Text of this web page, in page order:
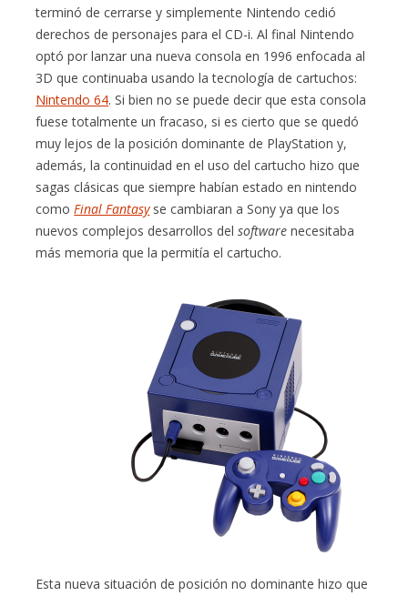
terminó de cerrarse y simplemente Nintendo cedió
derechos de personajes para el CD-i. Al final Nintendo
optó por lanzar una nueva consola en 1996 enfocada al
3D que continuaba usando la tecnología de cartuchos:
Nintendo 64. Si bien no se puede decir que esta consola
fuese totalmente un fracaso, si es cierto que se quedó
muy lejos de la posición dominante de PlayStation y,
además, la continuidad en el uso del cartucho hizo que
sagas clásicas que siempre habían estado en nintendo
como Final Fantasyse cambiaran a Sony ya que los
nuevos complejos desarrollos delsoftware necesitaba
más memoria que la permitía el cartucho.
Esta nueva situación de posición no dominante hizo que